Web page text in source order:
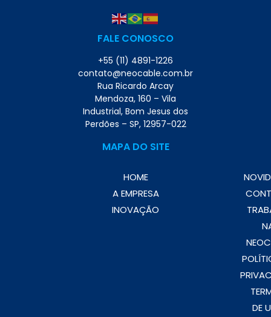
FALE CONOSCO
+55 (11) 4891-1226
contato@neocable.com.br
Rua Ricardo Arcay
Mendoza, 160 – Vila
Industrial, Bom Jesus dos
Perdões – SP, 12957-022
MAPA DO SITE
HOME
A EMPRESA
INOVAÇÃO
DE